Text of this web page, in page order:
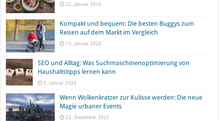
22. Januar 2026
Kompakt und bequem: Die besten Buggys zum
Reisen auf dem Markt im Vergleich
15. Januar 2026
SEO und Alltag: Was Suchmaschinenoptimierung von
Haushaltstipps lernen kann
9. Januar 2026
Wenn Wolkenkratzer zur Kulisse werden: Die neue
Magie urbaner Events
23. Dezember 2025